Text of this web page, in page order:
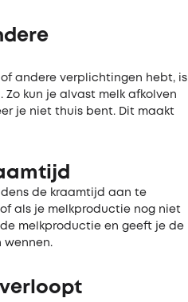
andere verplichtingen hebt, is
kun je alvast melk afkolven
je niet thuis bent. Dit maakt
de kraamtijd aan te
als je melkproductie nog niet
melkproductie en geeft je de
wennen.